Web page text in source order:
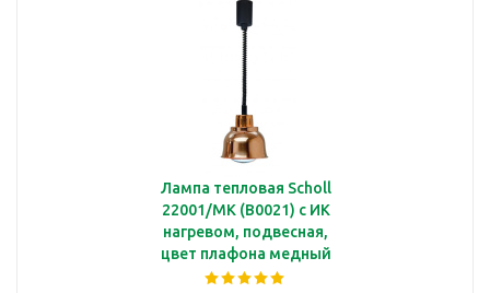
Лампа тепловая Scholl
22001/MK (B0021) с ИК
нагревом, подвесная,
цвет плафона медный